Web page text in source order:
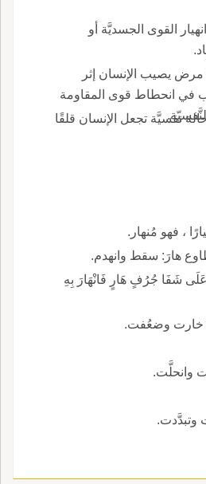
القوى الجسديَّة أو
يصيب الإنسان إثر
في انحطاط قوى المقاومة
نفسيَّة تجعل الإنسان قلقًا
، فهو مُنهار.
هارَ: سقط وانهدم.
شَفَا جُرُفٍ هَارٍ فَانْهَارَ بِهِ
خارت وضعُفت.
وانحلَّت.
وتبدَّدت.